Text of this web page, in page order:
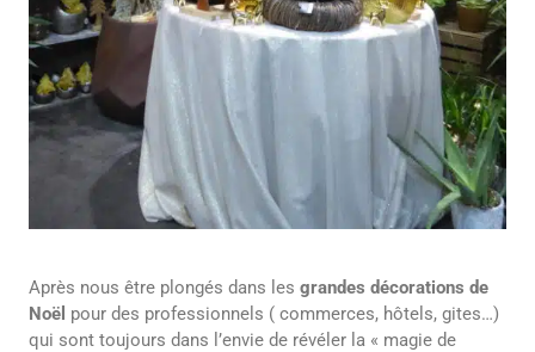
Après nous être plongés dans les grandes décorations de
Noël pour des professionnels ( commerces, hôtels, gites…)
qui sont toujours dans l’envie de révéler la « magie de